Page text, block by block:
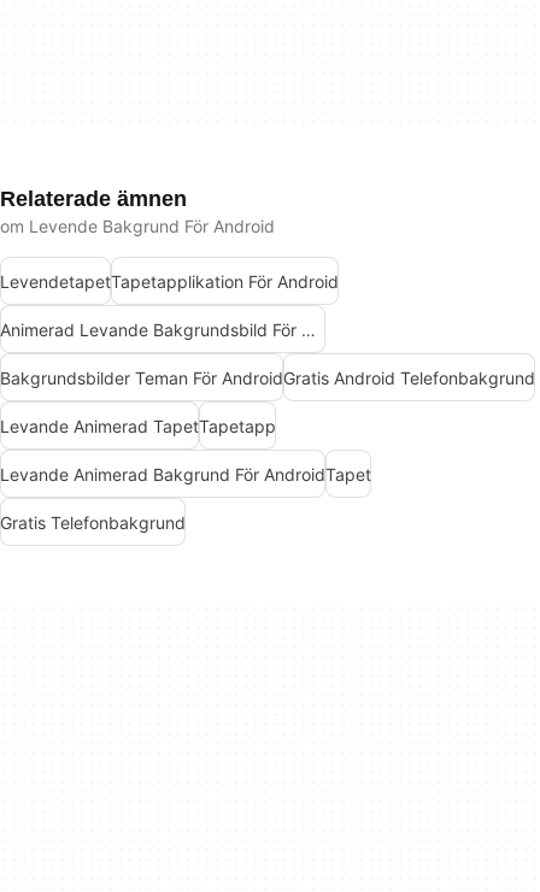
Relaterade ämnen
om Levende Bakgrund För Android
LevendetapetTapetapplikation För Android
Animerad Levande Bakgrundsbild För Android
Bakgrundsbilder Teman För AndroidGratis Android Telefonbakgrund
Levande Animerad TapetTapetapp
Levande Animerad Bakgrund För AndroidTapet
Gratis Telefonbakgrund